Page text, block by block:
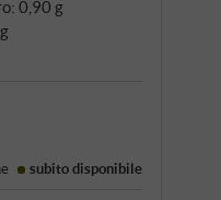
0,90 g
subito disponibile